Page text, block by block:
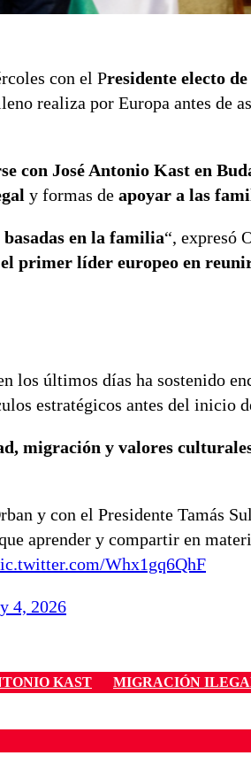
con el Presidente electo
realiza por Europa antes de
con José Antonio Kast en
y formas de apoyar a las
en la familia“, expresó
primer líder europeo en
los últimos días ha sostenido
estratégicos antes del inicio
migración y valores
y con el Presidente Tamás
aprender y compartir en
Whx1gq6QhF
4, 2026
KAST
MIGRACIÓN